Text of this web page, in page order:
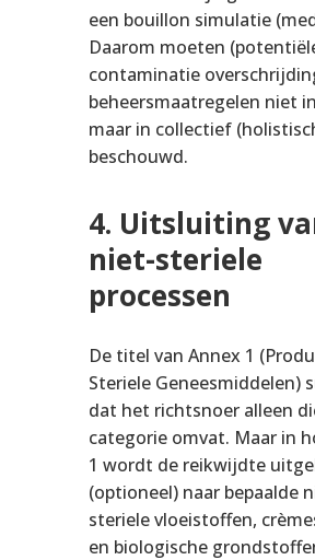
een bouillon simulatie
Daarom moeten
contaminatie
beheersmaatregelen niet
maar in collectief
beschouwd.
4. Uitsluiting
niet-steriele
processen
De titel van Annex 1
Steriele Geneesmiddelen)
dat het richtsnoer alleen
categorie omvat. Maar in
1 wordt de reikwijdte
(optioneel) naar bepaalde
steriele vloeistoffen,
en biologische